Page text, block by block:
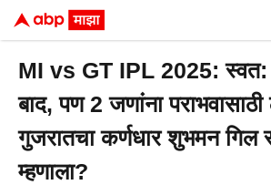
MI vs GT IPL 2025:
बाद, पण 2 जणांना पराभवासाठी
गुजरातचा कर्णधार शुभमन गिल
म्हणाला?